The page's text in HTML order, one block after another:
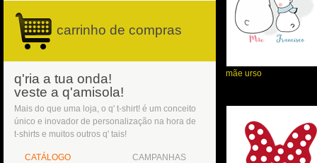
carrinho de compras
q'ria a tua onda!
veste a q'amisola!
Mais do que uma loja, o q' t-shirt! é um conceito
único e inovador de personalização na hora de
t-shirts e muitos outros q' tais!
CATÁLOGO CAMPANHAS
mãe urso